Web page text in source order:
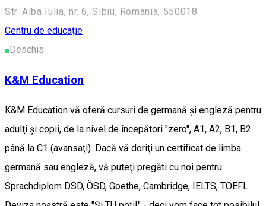
Str. Alba Iulia, nr. 6, Sibiu, Romania, 550018
Centru de educație
Deschis
K&M Education
K&M Education vă oferă cursuri de germană şi engleză pentru
adulţi şi copii, de la nivel de începători "zero", A1, A2, B1, B2
până la C1 (avansaţi). Dacă vă doriţi un certificat de limba
germană sau engleză, vă puteţi pregăti cu noi pentru
Sprachdiplom DSD, ÖSD, Goethe, Cambridge, IELTS, TOEFL.